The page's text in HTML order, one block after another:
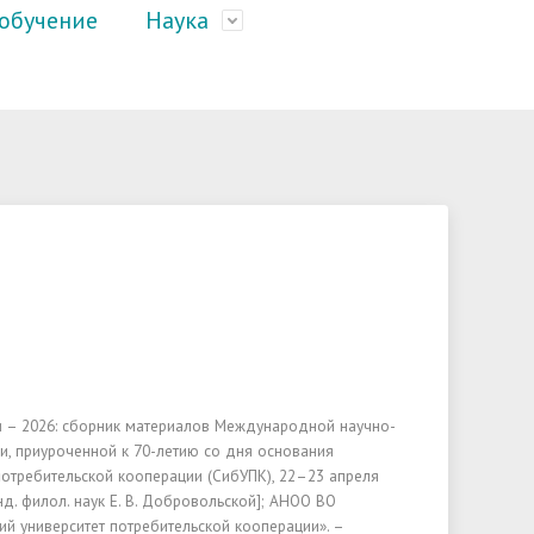
Наука
"Вестник СибУПК"
– 2026: сборник материалов Международной научно-
приуроченной к 70-летию со дня основания
кооперации (СибУПК), 22–23 апреля
филол. наук Е. В. Добровольской]; АНОО ВО
университет потребительской кооперации». –